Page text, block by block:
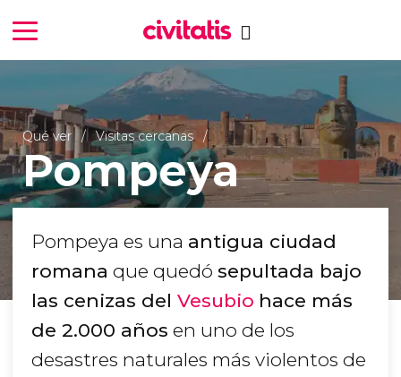
Qué ver Visitas cercanas
Pompeya
Pompeya es una antigua ciudad
romana que quedó sepultada bajo
las cenizas del Vesubio hace más
de 2.000 años en uno de los
desastres naturales más violentos de